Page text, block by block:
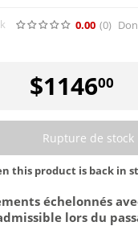
0.00 (0)
$114600
Rupture de stock
this product is back in
échelonnés
lors du